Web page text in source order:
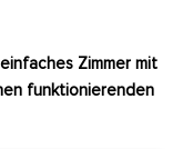
Zimmer mit
funktionierenden